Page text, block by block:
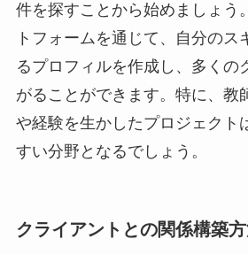
件を探すことから始めましょう
トフォームを通じて、自分のス
るプロフィルを作成し、多くの
がることができます。特に、教
や経験を生かしたプロジェクト
すい分野となるでしょう。
クライアントとの関係構築